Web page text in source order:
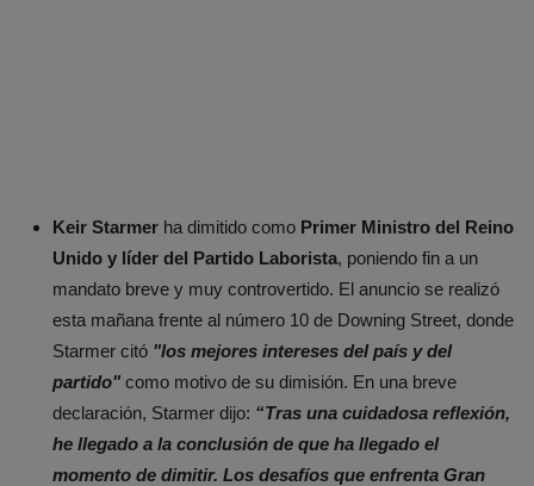
Keir Starmer ha dimitido como Primer Ministro del Reino
Unido y líder del Partido Laborista, poniendo fin a un
mandato breve y muy controvertido. El anuncio se realizó
esta mañana frente al número 10 de Downing Street, donde
Starmer citó "los mejores intereses del país y del
partido" como motivo de su dimisión. En una breve
declaración, Starmer dijo: “Tras una cuidadosa reflexión,
he llegado a la conclusión de que ha llegado el
momento de dimitir. Los desafíos que enfrenta Gran